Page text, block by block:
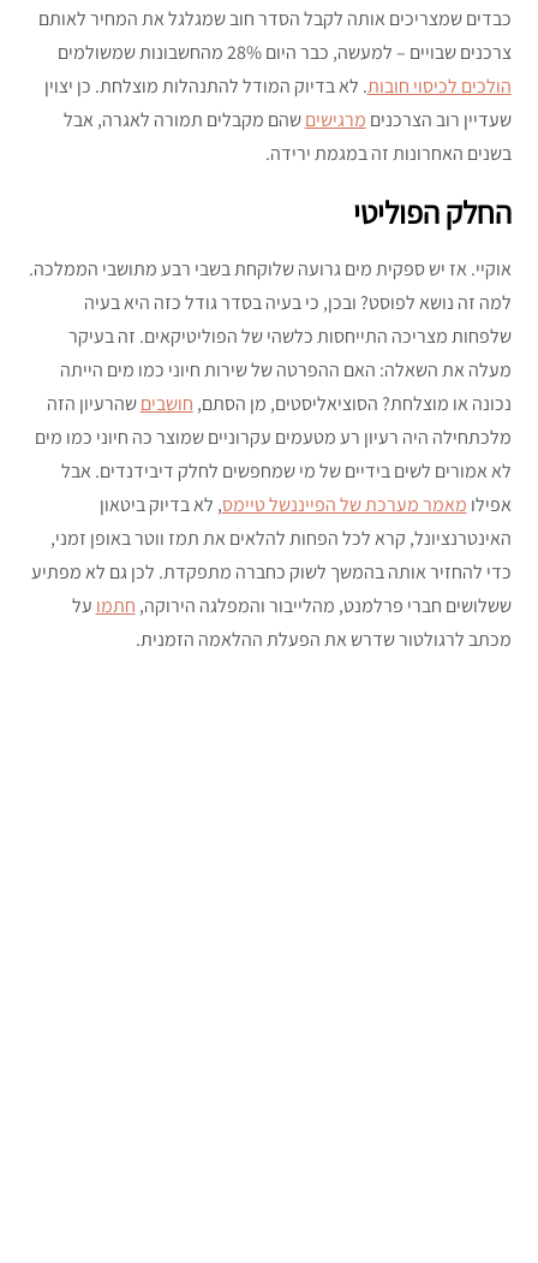
כבדים שמצריכים אותה לקבל הסדר חוב שמגלגל את המחיר לאותם
צרכנים שבויים – למעשה, כבר היום 28% מהחשבונות שמשולמים
הולכים לכיסוי חובות. לא בדיוק המודל להתנהלות מוצלחת. כן יצוין
שעדיין רוב הצרכנים מרגישיםשהם מקבלים תמורה לאגרה, אבל
בשנים האחרונות זה במגמת ירידה.
החלק הפוליטי
אוקיי. אז יש ספקית מים גרועה שלוקחת בשבי רבע מתושבי הממלכה.
למה זה נושא לפוסט? ובכן, כי בעיה בסדר גודל כזה היא בעיה
שלפחות מצריכה התייחסות כלשהי של הפוליטיקאים. זה בעיקר
מעלה את השאלה: האם ההפרטה של שירות חיוני כמו מים הייתה
נכונה או מוצלחת? הסוציאליסטים, מן הסתם, חושביםשהרעיון הזה
מלכתחילה היה רעיון רע מטעמים עקרוניים שמוצר כה חיוני כמו מים
לא אמורים לשים בידיים של מי שמחפשים לחלק דיבידנדים. אבל
אפילו מאמר מערכת של הפייננשל טיימס, לא בדיוק ביטאון
האינטרנציונל, קרא לכל הפחות להלאים את תמז ווטר באופן זמני,
כדי להחזיר אותה בהמשך לשוק כחברה מתפקדת. לכן גם לא מפתיע
ששלושים חברי פרלמנט, מהלייבור והמפלגה הירוקה, חתמו על
מכתב לרגולטור שדרש את הפעלת ההלאמה הזמנית.